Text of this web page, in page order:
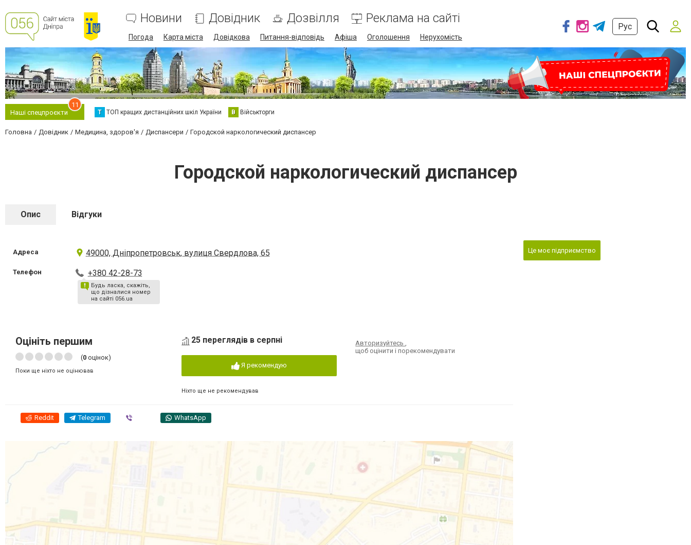
Новини Довідник Дозвілля Реклама на сайті
Погода Карта міста Довідкова Питання-відповідь Афіша Оголошення Нерухомість
Рус
Наші спецпроєкти
11
Т ТОП кращих дистанційних шкіл України В Військторги
Головна Довідник Медицина, здоров'я Диспансери Городской наркологический диспансер
Городской наркологический диспансер
Опис Відгуки
Адреса 49000, Дніпропетровськ, вулиця Свердлова, 65
Телефон +380 42-28-73
Будь ласка, скажіть,
що дізналися номер
на сайті 056.ua
Оцініть першим
(0 оцінок)
Поки ще ніхто не оцінював
25 переглядів в серпні
Я рекомендую
Ніхто ще не рекомендував
Авторизуйтесь,
щоб оцінити і порекомендувати
Reddit Telegram WhatsApp
Це моє підприємство